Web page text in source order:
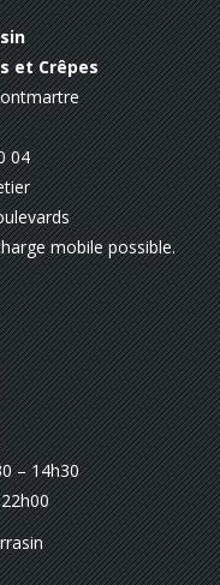
et Crêpes
04
mobile possible.
– 14h30